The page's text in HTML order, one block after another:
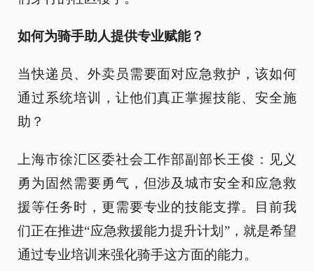
如何为骑手助人提供专业赋能？
当快递员、外卖员需要面对应急救护，该如何
通过系统培训，让他们真正掌握技能、安全施
助？
上海市徐汇区委社会工作部副部长王俊：见义
勇为固然需要勇气，但涉及城市安全和应急救
援等任务时，更需要专业的技能支撑。目前我
们正在推进“应急救援能力提升计划”，就是希望
通过专业培训来强化骑手这方面的能力。